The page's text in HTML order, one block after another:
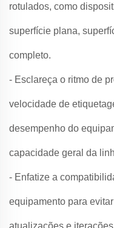
rotulados, como
superfície plana,
completo.
- Esclareça o ritmo de
velocidade de
desempenho do
capacidade geral da
- Enfatize a
equipamento para
atualizações e